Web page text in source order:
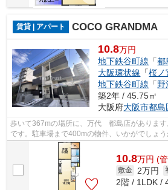
賃貸 | アパート COCO GRANDMA
10.8万円
地下鉄谷町線 「都
大阪環状線 「桜ノ
地下鉄谷町線 「野
築2年 / 45.75㎡
大阪府大阪市都島
歩いて367mの場所に、万代 都島店があります
です。駐車場まで400mの物件、いかがでしょ
実した、高ニーズな2024年築の物件です。...
10.8万円 (
敷金 2万円
2階 / 1LDK /